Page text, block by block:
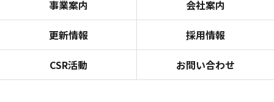
事業案内 会社案内
更新情報 採用情報
CSR活動 お問い合わせ